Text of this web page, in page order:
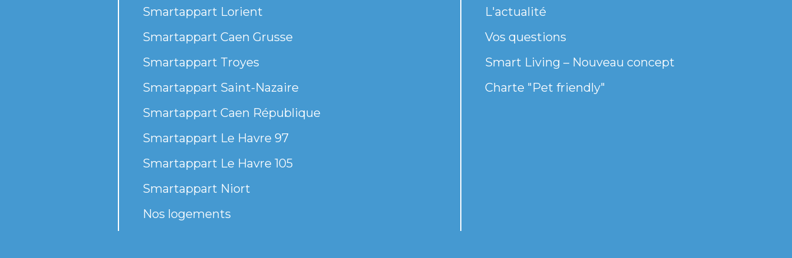
Smartappart Lorient
Smartappart Caen Grusse
Smartappart Troyes
Smartappart Saint-Nazaire
Smartappart Caen République
Smartappart Le Havre 97
Smartappart Le Havre 105
Smartappart Niort
Nos logements
L'actualité
Vos questions
Smart Living – Nouveau concept
Charte "Pet friendly"